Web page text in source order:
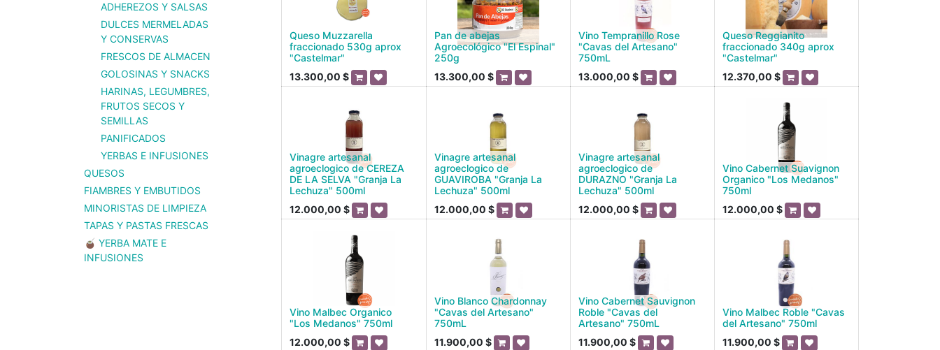
ADHEREZOS Y SALSAS
DULCES MERMELADAS
Y CONSERVAS
FRESCOS DE ALMACEN
GOLOSINAS Y SNACKS
HARINAS, LEGUMBRES,
FRUTOS SECOS Y
SEMILLAS
PANIFICADOS
YERBAS E INFUSIONES
QUESOS
FIAMBRES Y EMBUTIDOS
MINORISTAS DE LIMPIEZA
TAPAS Y PASTAS FRESCAS
🧉 YERBA MATE E
INFUSIONES
Queso Muzzarella
fraccionado 530g aprox
"Castelmar"
13.300,00 $
Pan de abejas
Agroecológico "El Espinal"
250g
13.300,00 $
Vino Tempranillo Rose
"Cavas del Artesano"
750mL
13.000,00 $
Queso Reggianito
fraccionado 340g aprox
"Castelmar"
12.370,00 $
Vinagre artesanal
agroeclogico de CEREZA
DE LA SELVA "Granja La
Lechuza" 500ml
12.000,00 $
Vinagre artesanal
agroeclogico de
GUAVIROBA "Granja La
Lechuza" 500ml
12.000,00 $
Vinagre artesanal
agroeclogico de
DURAZNO "Granja La
Lechuza" 500ml
12.000,00 $
Vino Cabernet Suavignon
Organico "Los Medanos"
750ml
12.000,00 $
Vino Malbec Organico
"Los Medanos" 750ml
12.000,00 $
Vino Blanco Chardonnay
"Cavas del Artesano"
750mL
11.900,00 $
Vino Cabernet Sauvignon
Roble "Cavas del
Artesano" 750mL
11.900,00 $
Vino Malbec Roble "Cavas
del Artesano" 750ml
11.900,00 $